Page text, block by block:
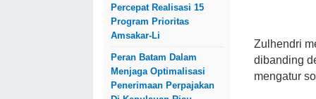
Percepat Realisasi 15
Program Prioritas
Amsakar-Li
Peran Batam Dalam
Menjaga Optimalisasi
Penerimaan Perpajakan
Zulhendri
dibanding
mengatur